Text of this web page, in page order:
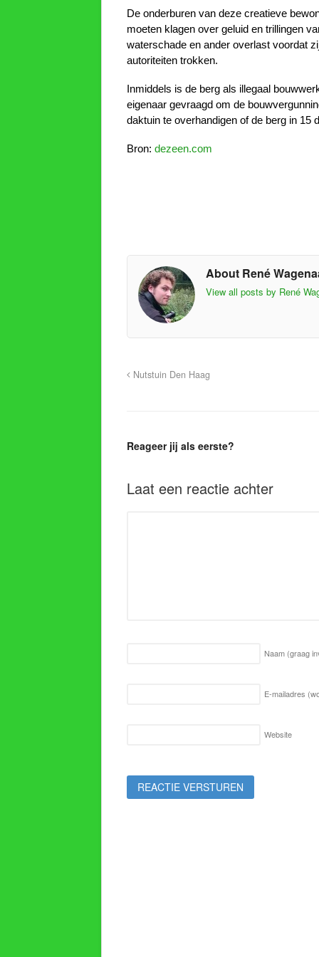
De onderburen van deze creatieve
moeten klagen over geluid en trillingen
waterschade en ander overlast voordat
autoriteiten trokken.
Inmiddels is de berg als illegaal
eigenaar gevraagd om de
daktuin te overhandigen of de berg in 15
Bron: dezeen.com
About René
View all posts by René
Nutstuin Den Haag
Reageer jij als eerste?
Laat een reactie achter
Naam (graag
E-mailadres
Website